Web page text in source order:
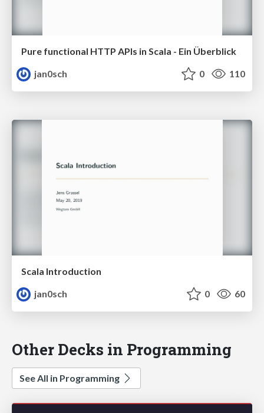
Pure functional HTTP APIs in Scala - Ein Überblick
jan0sch
0 110
Scala Introduction
jan0sch
0 60
Other Decks in Programming
See All in Programming